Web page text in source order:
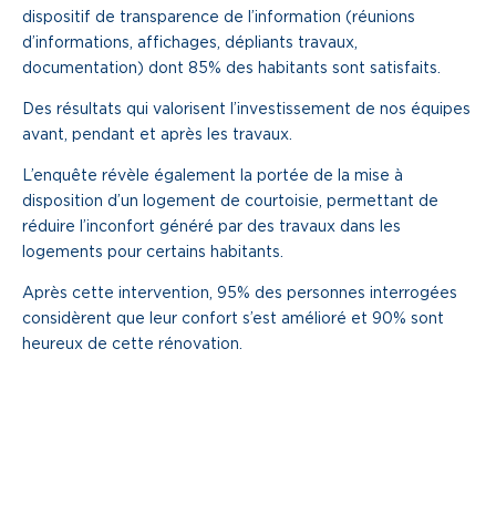
dispositif de transparence de l’information (réunions
d’informations, affichages, dépliants travaux,
documentation) dont 85% des habitants sont satisfaits.
Des résultats qui valorisent l’investissement de nos équipes
avant, pendant et après les travaux.
L’enquête révèle également la portée de la mise à
disposition d’un logement de courtoisie, permettant de
réduire l’inconfort généré par des travaux dans les
logements pour certains habitants.
Après cette intervention, 95% des personnes interrogées
considèrent que leur confort s’est amélioré et 90% sont
heureux de cette rénovation.